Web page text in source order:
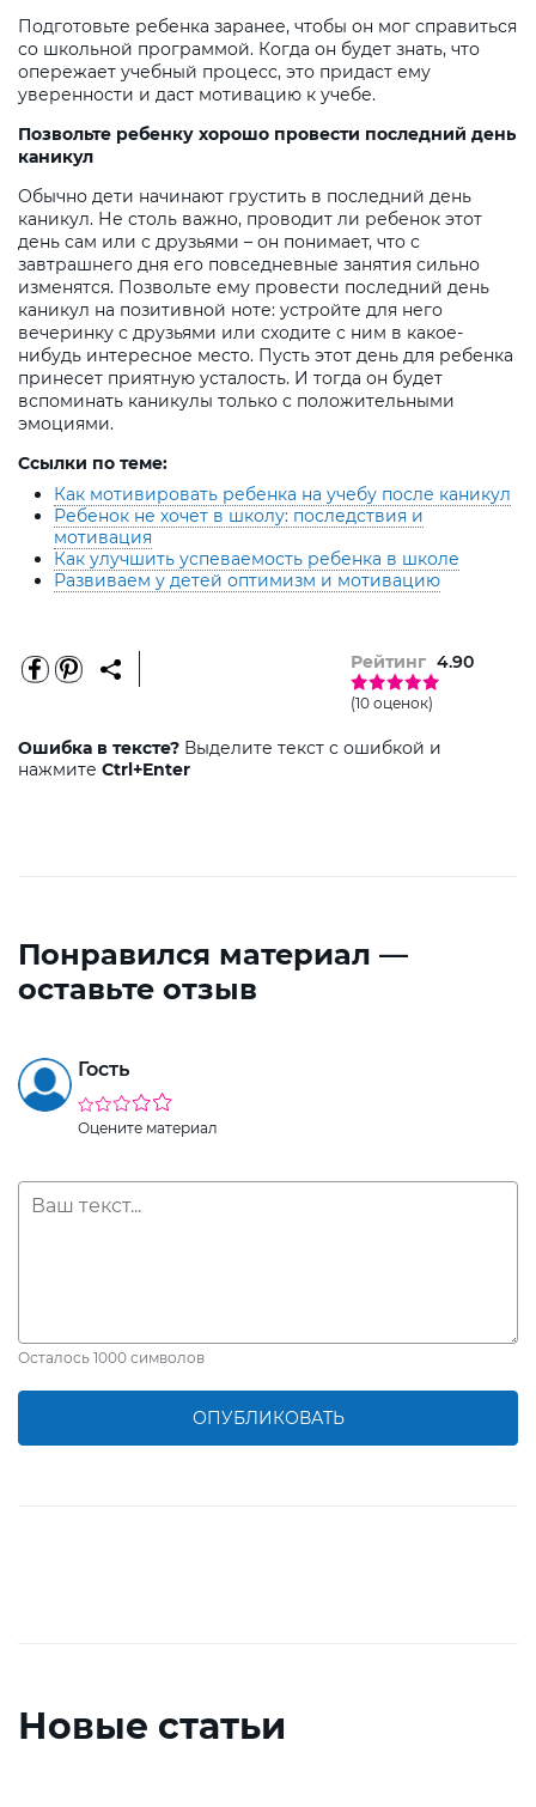
Подготовьте ребенка заранее, чтобы он мог справиться
со школьной программой. Когда он будет знать, что
опережает учебный процесс, это придаст ему
уверенности и даст мотивацию к учебе.
Позвольте ребенку хорошо провести последний день
каникул
Обычно дети начинают грустить в последний день
каникул. Не столь важно, проводит ли ребенок этот
день сам или с друзьями – он понимает, что с
завтрашнего дня его повседневные занятия сильно
изменятся. Позвольте ему провести последний день
каникул на позитивной ноте: устройте для него
вечеринку с друзьями или сходите с ним в какое-
нибудь интересное место. Пусть этот день для ребенка
принесет приятную усталость. И тогда он будет
вспоминать каникулы только с положительными
эмоциями.
Ссылки по теме:
Как мотивировать ребенка на учебу после каникул
Ребенок не хочет в школу: последствия и
мотивация
Как улучшить успеваемость ребенка в школе
Развиваем у детей оптимизм и мотивацию
Рейтинг 4.90
(10 оценок)
Ошибка в тексте? Выделите текст с ошибкой и
нажмите Ctrl+Enter
Понравился материал —
оставьте отзыв
Гость
Оцените материал
Осталось 1000 символов
ОПУБЛИКОВАТЬ
Новые статьи